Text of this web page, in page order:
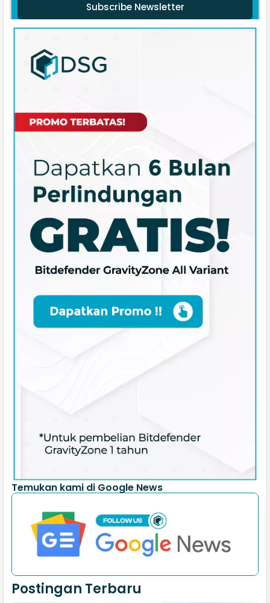
Subscribe Newsletter
Temukan kami di Google News
Postingan Terbaru